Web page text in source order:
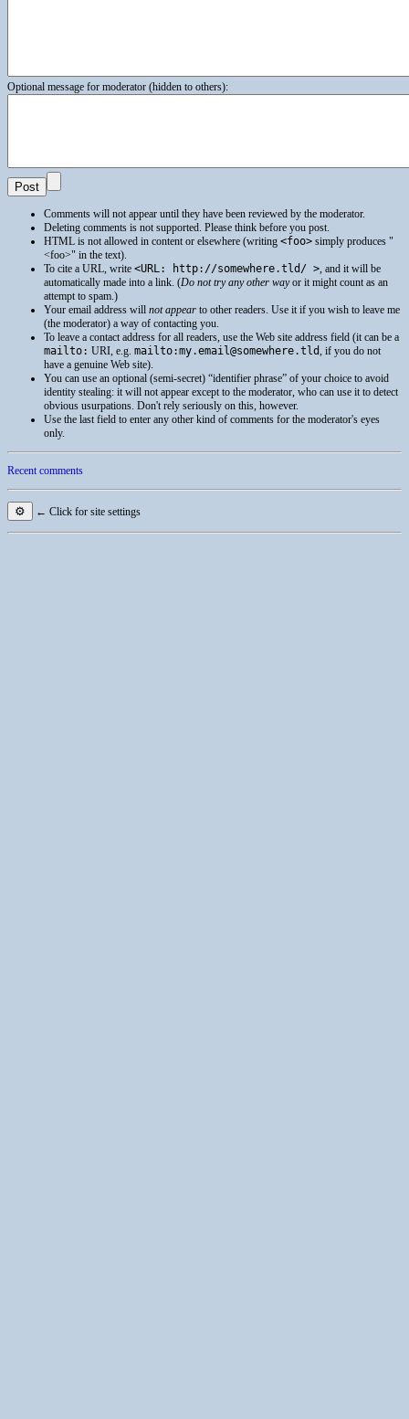
Optional message for moderator (hidden to others):
Comments will not appear until they have been reviewed by the moderator.
Deleting comments is not supported. Please think before you post.
HTML is not allowed in content or elsewhere (writing <foo> simply produces
<foo>
in the text).
To cite a URL, write <URL: http://somewhere.tld/ >, and it will be
automatically made into a link. (Do not try any other wayor it might count as an
attempt to spam.)
Your email address will not appear to other readers. Use it if you wish to leave me
(the moderator) a way of contacting you.
To leave a contact address for all readers, use the Web site address field (it can be a
mailto: URI, e.g. mailto:my.email@somewhere.tld, if you do not
have a genuine Web site).
You can use an optional (semi-secret) “identifier phrase” of your choice to avoid
identity stealing: it will not appear except to the moderator, who can use it to detect
obvious usurpations. Don't rely seriously on this, however.
Use the last field to enter any other kind of comments for the moderator's eyes
only.
Recent comments
⚙ ← Click for site settings